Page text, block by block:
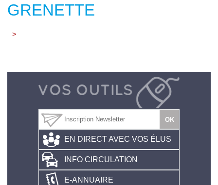
GRENETTE
>
EN DIRECT AVEC VOS ÉLUS
INFO CIRCULATION
E-ANNUAIRE